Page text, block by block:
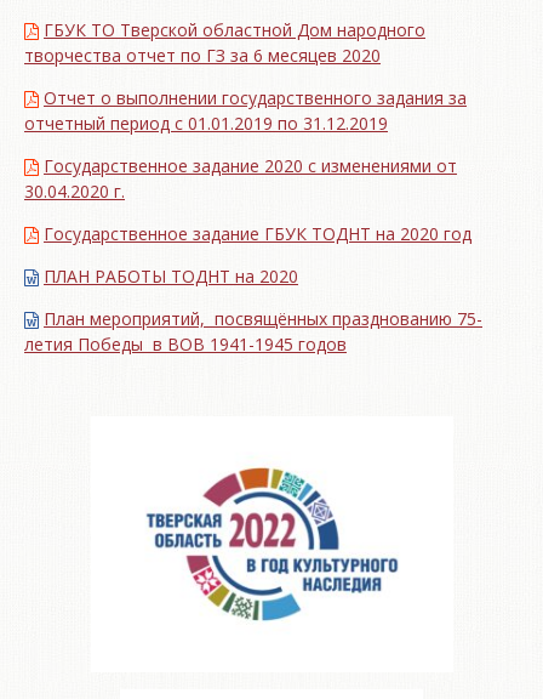
ГБУК ТО Тверской областной Дом народного
творчества отчет по ГЗ за 6 месяцев 2020
Отчет о выполнении государственного задания за
отчетный период с 01.01.2019 по 31.12.2019
Государственное задание 2020 с изменениями от
30.04.2020 г.
Государственное задание ГБУК ТОДНТ на 2020 год
ПЛАН РАБОТЫ ТОДНТ на 2020
План мероприятий, посвящённых празднованию 75-
летия Победы в ВОВ 1941-1945 годов